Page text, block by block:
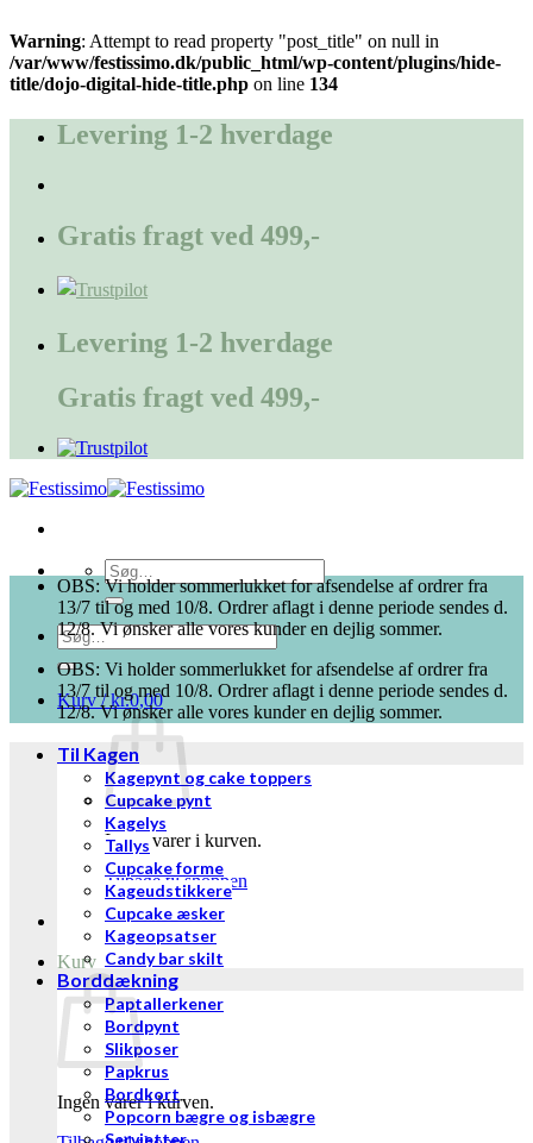
Warning: Attempt to read property "post_title" on null in
/var/www/festissimo.dk/public_html/wp-content/plugins/hide-
title/dojo-digital-hide-title.php on line 134
til
indholdLevering 1-2 hverdage
Gratis fragt ved 499,-
Levering 1-2 hverdage
Gratis fragt ved 499,-
Søg
efter:
Søg
efter:
Kurv /kr.0,00
Ingen varer i kurven.
Tilbage til shoppen
Kurv
Ingen varer i kurven.
OBS: Vi holder sommerlukket for afsendelse af ordrer fra
13/7 til og med 10/8. Ordrer aflagt i denne periode sendes d.
12/8. Vi ønsker alle vores kunder en dejlig sommer.
OBS: Vi holder sommerlukket for afsendelse af ordrer fra
13/7 til og med 10/8. Ordrer aflagt i denne periode sendes d.
12/8. Vi ønsker alle vores kunder en dejlig sommer.
Til Kagen
Kagepynt og cake toppers
Cupcake pynt
Kagelys
Tallys
Cupcake forme
Kageudstikkere
Cupcake æsker
Kageopsatser
Candy bar skilt
Borddækning
Paptallerkener
Bordpynt
Slikposer
Papkrus
Bordkort
Popcorn bægre og isbægre